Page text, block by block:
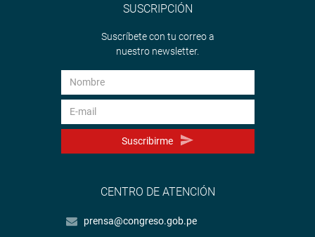
SUSCRIPCIÓN
Suscríbete con tu correo a
nuestro newsletter.
Suscribirme
CENTRO DE ATENCIÓN
prensa@congreso.gob.pe